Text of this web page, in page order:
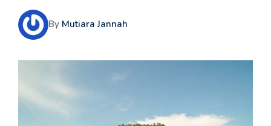
By Mutiara Jannah